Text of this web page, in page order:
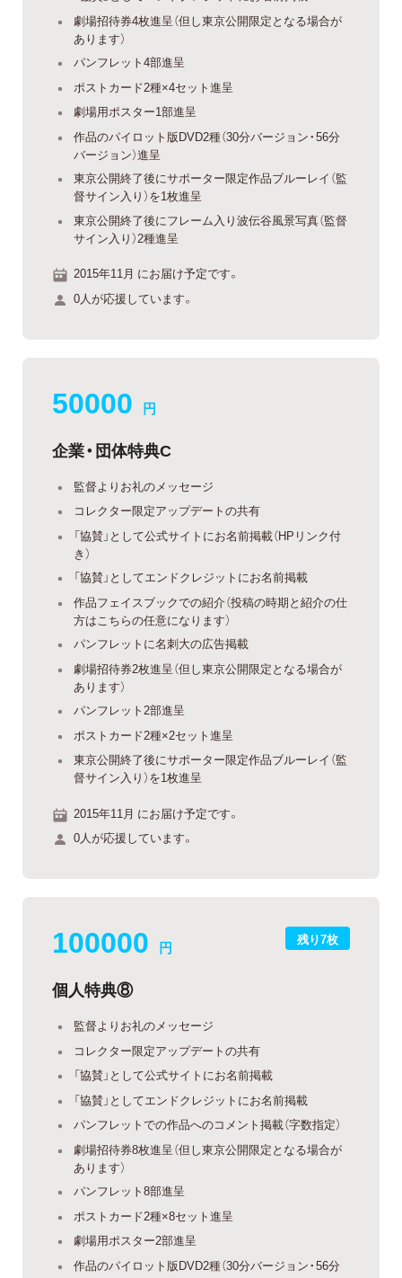
劇場招待券4枚進呈（但し東京公開限定となる場合が
あります）
パンフレット4部進呈
ポストカード2種×4セット進呈
劇場用ポスター1部進呈
作品のパイロット版DVD2種（30分バージョン・56分
バージョン）進呈
東京公開終了後にサポーター限定作品ブルーレイ（監
督サイン入り）を1枚進呈
東京公開終了後にフレーム入り波伝谷風景写真（監督
サイン入り）2種進呈
2015年11月 にお届け予定です。
0人が応援しています。
50000 円
企業・団体特典C
監督よりお礼のメッセージ
コレクター限定アップデートの共有
「協賛」として公式サイトにお名前掲載（HPリンク付
き）
「協賛」としてエンドクレジットにお名前掲載
作品フェイスブックでの紹介（投稿の時期と紹介の仕
方はこちらの任意になります）
パンフレットに名刺大の広告掲載
劇場招待券2枚進呈（但し東京公開限定となる場合が
あります）
パンフレット2部進呈
ポストカード2種×2セット進呈
東京公開終了後にサポーター限定作品ブルーレイ（監
督サイン入り）を1枚進呈
2015年11月 にお届け予定です。
0人が応援しています。
残り7枚
100000 円
個人特典⑧
監督よりお礼のメッセージ
コレクター限定アップデートの共有
「協賛」として公式サイトにお名前掲載
「協賛」としてエンドクレジットにお名前掲載
パンフレットでの作品へのコメント掲載（字数指定）
劇場招待券8枚進呈（但し東京公開限定となる場合が
あります）
パンフレット8部進呈
ポストカード2種×8セット進呈
劇場用ポスター2部進呈
作品のパイロット版DVD2種（30分バージョン・56分